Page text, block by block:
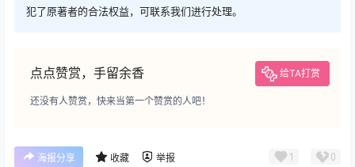
犯了原著者的合法权益，可联系我们进行处理。
点点赞赏，手留余香 给TA打赏
还没有人赞赏，快来当第一个赞赏的人吧！
海报分享 收藏 举报 1 0